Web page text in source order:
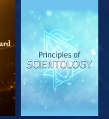
EXPLORA LAS
SERIES